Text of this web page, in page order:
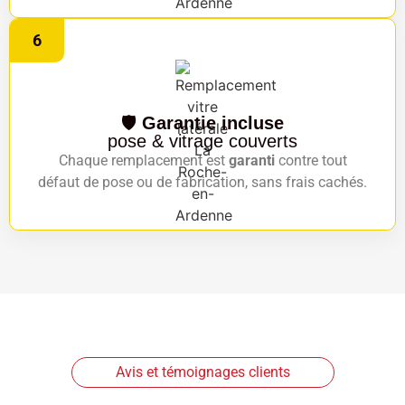
6
🛡️ Garantie incluse
pose & vitrage couverts
Chaque remplacement est garanticontre tout
défaut de pose ou de fabrication, sans frais cachés.
Avis et témoignages clients